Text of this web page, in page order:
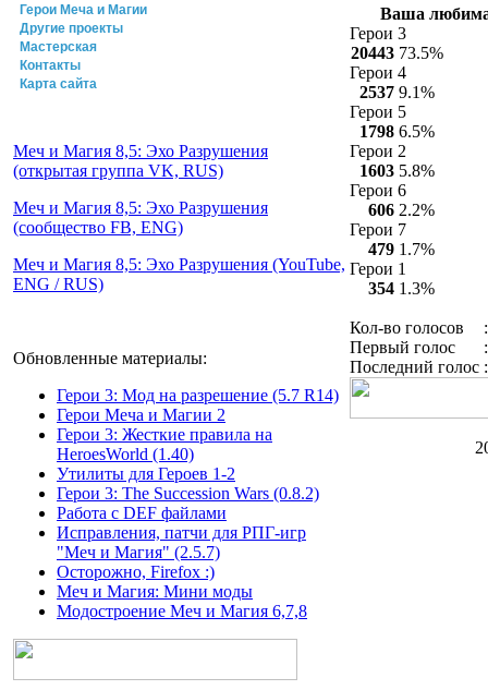
Герои Меча и Магии
Другие проекты
Мастерская
Контакты
Карта сайта
Меч и Магия 8,5: Эхо Разрушения
(открытая группа VK, RUS)
Меч и Магия 8,5: Эхо Разрушения
(сообщество FB, ENG)
Меч и Магия 8,5: Эхо Разрушения (YouTube,
ENG / RUS)
Обновленные материалы:
Герои 3: Мод на разрешение (5.7 R14)
Герои Меча и Магии 2
Герои 3: Жесткие правила на
HeroesWorld (1.40)
Утилиты для Героев 1-2
Герои 3: The Succession Wars (0.8.2)
Работа с DEF файлами
Исправления, патчи для РПГ-игр
"Меч и Магия" (2.5.7)
Осторожно, Firefox :)
Меч и Магия: Мини моды
Модостроение Mеч и Mагия 6,7,8
Ваша
Герои 3
20443 73.5%
Герои 4
2537 9.1%
Герои 5
1798 6.5%
Герои 2
1603 5.8%
Герои 6
606 2.2%
Герои 7
479 1.7%
Герои 1
354 1.3%
Кол-во голосов
Первый голос
Последний голос